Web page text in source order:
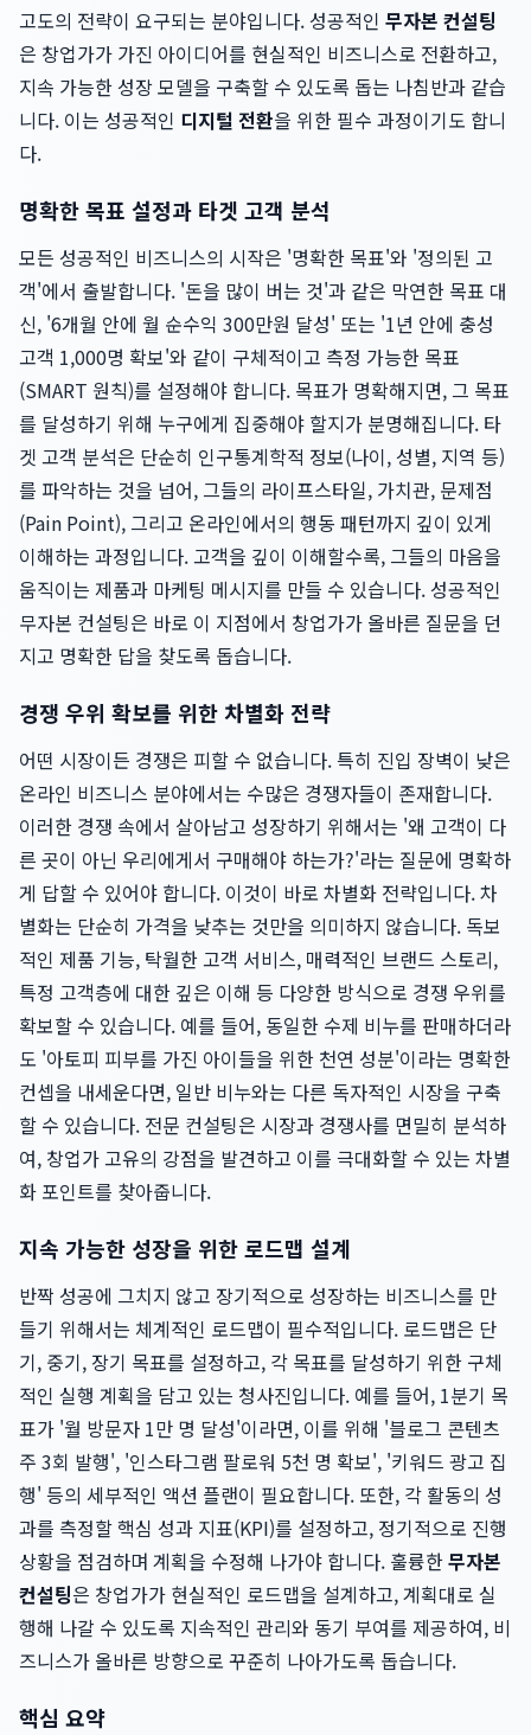
고도의 전략이 요구되는 분야입니다. 성공적인 무자본 컨설팅
은 창업가가 가진 아이디어를 현실적인 비즈니스로 전환하고,
지속 가능한 성장 모델을 구축할 수 있도록 돕는 나침반과 같습
니다. 이는 성공적인 디지털 전환을 위한 필수 과정이기도 합니
다.
명확한 목표 설정과 타겟 고객 분석
모든 성공적인 비즈니스의 시작은 '명확한 목표'와 '정의된 고
객'에서 출발합니다. '돈을 많이 버는 것'과 같은 막연한 목표 대
신, '6개월 안에 월 순수익 300만원 달성' 또는 '1년 안에 충성
고객 1,000명 확보'와 같이 구체적이고 측정 가능한 목표
(SMART 원칙)를 설정해야 합니다. 목표가 명확해지면, 그 목표
를 달성하기 위해 누구에게 집중해야 할지가 분명해집니다. 타
겟 고객 분석은 단순히 인구통계학적 정보(나이, 성별, 지역 등)
를 파악하는 것을 넘어, 그들의 라이프스타일, 가치관, 문제점
(Pain Point), 그리고 온라인에서의 행동 패턴까지 깊이 있게
이해하는 과정입니다. 고객을 깊이 이해할수록, 그들의 마음을
움직이는 제품과 마케팅 메시지를 만들 수 있습니다. 성공적인
무자본 컨설팅은 바로 이 지점에서 창업가가 올바른 질문을 던
지고 명확한 답을 찾도록 돕습니다.
경쟁 우위 확보를 위한 차별화 전략
어떤 시장이든 경쟁은 피할 수 없습니다. 특히 진입 장벽이 낮은
온라인 비즈니스 분야에서는 수많은 경쟁자들이 존재합니다.
이러한 경쟁 속에서 살아남고 성장하기 위해서는 '왜 고객이 다
른 곳이 아닌 우리에게서 구매해야 하는가?'라는 질문에 명확하
게 답할 수 있어야 합니다. 이것이 바로 차별화 전략입니다. 차
별화는 단순히 가격을 낮추는 것만을 의미하지 않습니다. 독보
적인 제품 기능, 탁월한 고객 서비스, 매력적인 브랜드 스토리,
특정 고객층에 대한 깊은 이해 등 다양한 방식으로 경쟁 우위를
확보할 수 있습니다. 예를 들어, 동일한 수제 비누를 판매하더라
도 '아토피 피부를 가진 아이들을 위한 천연 성분'이라는 명확한
컨셉을 내세운다면, 일반 비누와는 다른 독자적인 시장을 구축
할 수 있습니다. 전문 컨설팅은 시장과 경쟁사를 면밀히 분석하
여, 창업가 고유의 강점을 발견하고 이를 극대화할 수 있는 차별
화 포인트를 찾아줍니다.
지속 가능한 성장을 위한 로드맵 설계
반짝 성공에 그치지 않고 장기적으로 성장하는 비즈니스를 만
들기 위해서는 체계적인 로드맵이 필수적입니다. 로드맵은 단
기, 중기, 장기 목표를 설정하고, 각 목표를 달성하기 위한 구체
적인 실행 계획을 담고 있는 청사진입니다. 예를 들어, 1분기 목
표가 '월 방문자 1만 명 달성'이라면, 이를 위해 '블로그 콘텐츠
주 3회 발행', '인스타그램 팔로워 5천 명 확보', '키워드 광고 집
행' 등의 세부적인 액션 플랜이 필요합니다. 또한, 각 활동의 성
과를 측정할 핵심 성과 지표(KPI)를 설정하고, 정기적으로 진행
상황을 점검하며 계획을 수정해 나가야 합니다. 훌륭한무자본
컨설팅은 창업가가 현실적인 로드맵을 설계하고, 계획대로 실
행해 나갈 수 있도록 지속적인 관리와 동기 부여를 제공하여, 비
즈니스가 올바른 방향으로 꾸준히 나아가도록 돕습니다.
핵심 요약